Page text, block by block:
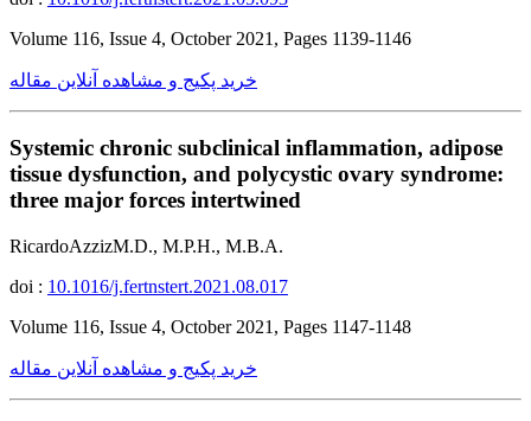
Volume 116, Issue 4, October 2021, Pages 1139-1146
خرید پکیج و مشاهده آنلاین مقاله
Systemic chronic subclinical inflammation, adipose
tissue dysfunction, and polycystic ovary syndrome:
three major forces intertwined
RicardoAzzizM.D., M.P.H., M.B.A.
doi : 10.1016/j.fertnstert.2021.08.017
Volume 116, Issue 4, October 2021, Pages 1147-1148
خرید پکیج و مشاهده آنلاین مقاله